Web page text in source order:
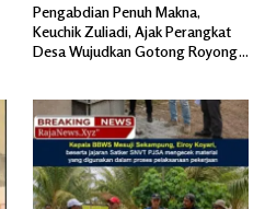
Pengabdian Penuh Makna,
Keuchik Zuliadi, Ajak Perangkat
Desa Wujudkan Gotong Royong,